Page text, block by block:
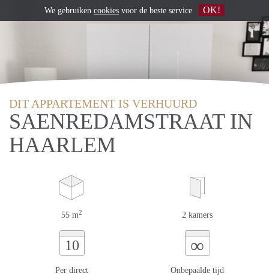
DIT APPARTEMENT IS VERHUURD
SAENREDAMSTRAAT IN
HAARLEM
55 m2 2 kamers
10
Per direct
∞
Onbepaalde tijd
We gebruiken cookies voor de beste service OK!